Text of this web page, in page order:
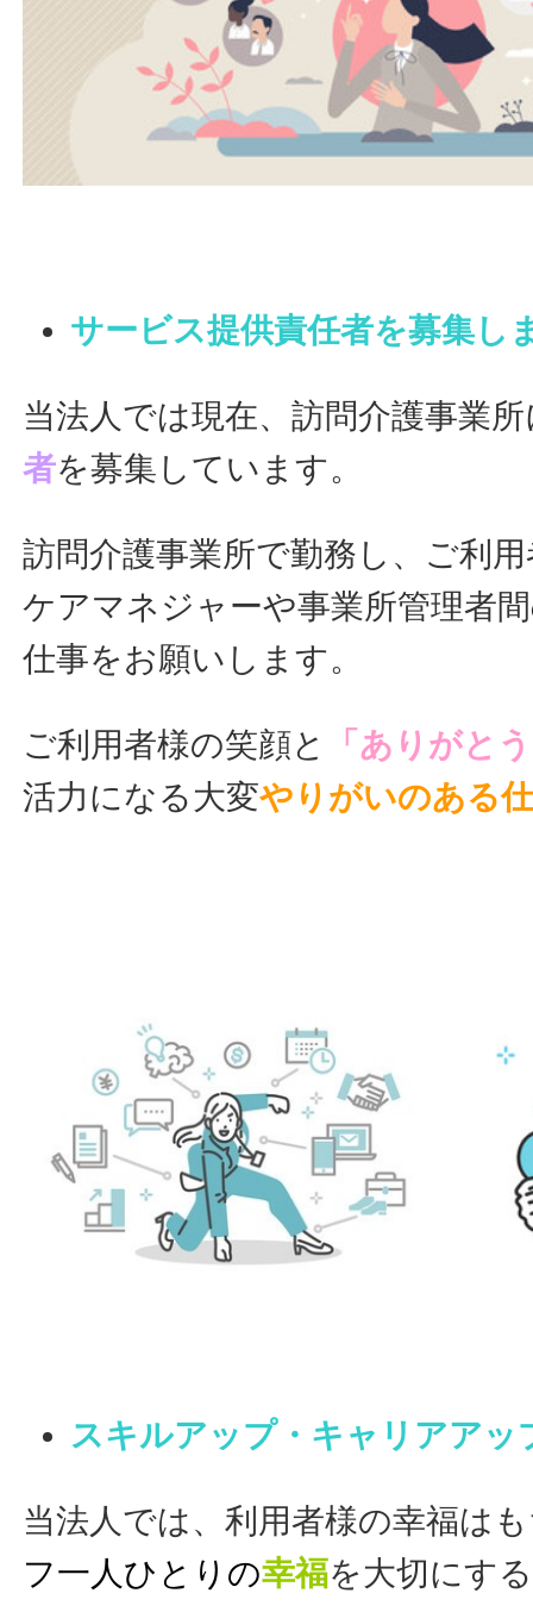
サービス提供責任者を募集し
当法人では現在、訪問介護事業
者を募集しています。
訪問介護事業所で勤務し、ご利
ケアマネジャーや事業所管理者間
仕事をお願いします。
ご利用者様の笑顔と
「ありがと
活力になる大変やりがいのある
スキルアップ・キャリアアッ
当法人では、利用者様の幸福は
フ一人ひとりの幸福を大切にす